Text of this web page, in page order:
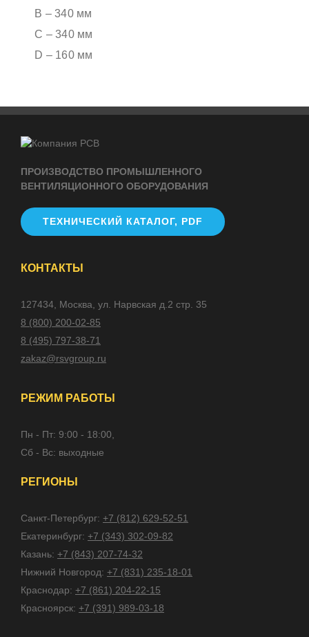
В – 340 мм
С – 340 мм
D – 160 мм
ПРОИЗВОДСТВО ПРОМЫШЛЕННОГО
ВЕНТИЛЯЦИОННОГО ОБОРУДОВАНИЯ
ТЕХНИЧЕСКИЙ КАТАЛОГ, PDF
КОНТАКТЫ
127434, Москва, ул. Нарвская д.2 стр. 35
8 (800) 200-02-85
8 (495) 797-38-71
zakaz@rsvgroup.ru
РЕЖИМ РАБОТЫ
Пн - Пт: 9:00 - 18:00,
Сб - Вс: выходные
РЕГИОНЫ
Санкт-Петербург: +7 (812) 629-52-51
Екатеринбург: +7 (343) 302-09-82
Казань: +7 (843) 207-74-32
Нижний Новгород: +7 (831) 235-18-01
Краснодар: +7 (861) 204-22-15
Красноярск: +7 (391) 989-03-18